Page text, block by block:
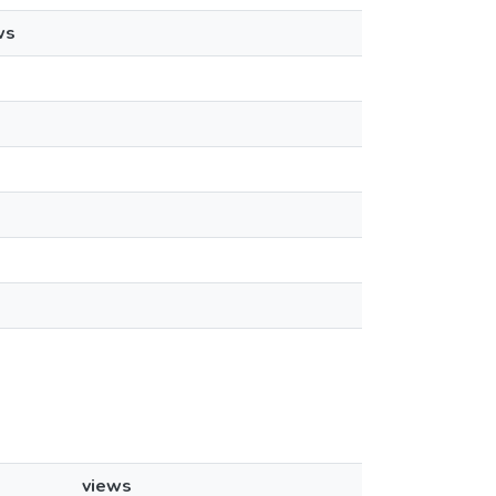
views